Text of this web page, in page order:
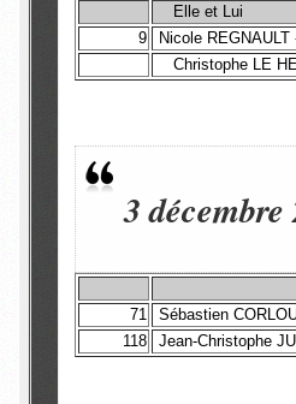
Elle et Lui
9
Nicole REGNAULT
Christophe LE
3
71
Sébastien
118
Jean-Christophe